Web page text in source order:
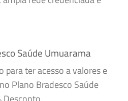
Saúde Umuarama
para ter acesso a valores e
Plano Bradesco Saúde